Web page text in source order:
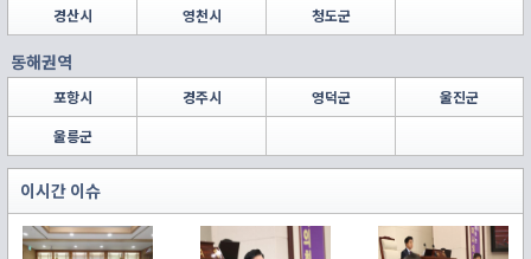
경산시 영천시 청도군
동해권역
포항시 경주시 영덕군
울진군
울릉군
이시간 이슈